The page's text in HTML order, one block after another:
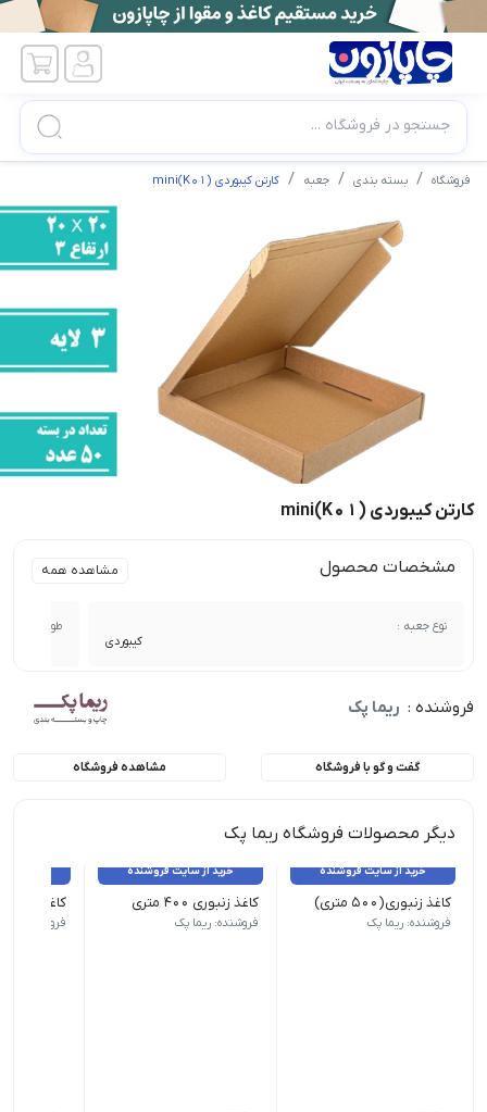
جستجو در فروشگاه ...
فروشگاه بسته بندی جعبه کارتن کیبوردی mini(K01)
کارتن کیبوردی mini(K01)
مشخصات محصول مشاهده همه
نوع جعبه :
کیبوردی
طول :
فروشنده : ریما پک
گفت و گو با فروشگاه مشاهده فروشگاه
دیگر محصولات فروشگاه ریما پک
خرید از سایت فروشنده
کاغذ زنبوری(۵۰۰ متری)
فروشنده: ریما پک
خرید از سایت فروشنده
کاغذ زنبوری ۴۰۰ متری
فروشنده: ریما پک
کاغذ زنبوری ۳۰۰
فروشنده: